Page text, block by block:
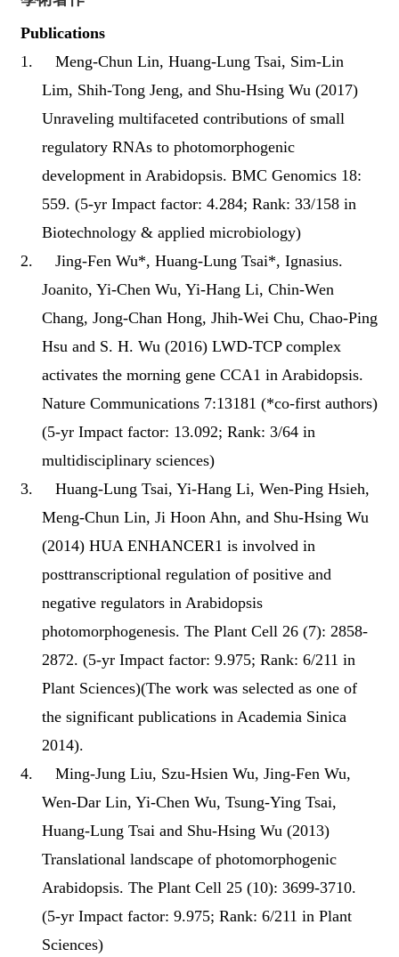
Publications
1.
Meng-Chun Lin, Huang-Lung Tsai, Sim-Lin
Lim, Shih-Tong Jeng, and Shu-Hsing Wu (2017)
Unraveling multifaceted contributions of small
regulatory RNAs to photomorphogenic
development in Arabidopsis. BMC Genomics 18:
559. (5-yr Impact factor: 4.284; Rank: 33/158 in
Biotechnology & applied microbiology)
2.
Jing-Fen Wu*, Huang-Lung Tsai*, Ignasius.
Joanito, Yi-Chen Wu, Yi-Hang Li, Chin-Wen
Chang, Jong-Chan Hong, Jhih-Wei Chu, Chao-Ping
Hsu and S. H. Wu (2016) LWD-TCP complex
activates the morning gene CCA1 in Arabidopsis.
Nature Communications 7:13181 (*co-first authors)
(5-yr Impact factor: 13.092; Rank: 3/64 in
multidisciplinary sciences)
3.
Huang-Lung Tsai, Yi-Hang Li, Wen-Ping Hsieh,
Meng-Chun Lin, Ji Hoon Ahn, and Shu-Hsing Wu
(2014) HUA ENHANCER1 is involved in
posttranscriptional regulation of positive and
negative regulators in Arabidopsis
photomorphogenesis. The Plant Cell 26 (7): 2858-
2872. (5-yr Impact factor: 9.975; Rank: 6/211 in
Plant Sciences)(The work was selected as one of
the significant publications in Academia Sinica
2014).
4.
Ming-Jung Liu, Szu-Hsien Wu, Jing-Fen Wu,
Wen-Dar Lin, Yi-Chen Wu, Tsung-Ying Tsai,
Huang-Lung Tsai and Shu-Hsing Wu (2013)
Translational landscape of photomorphogenic
Arabidopsis. The Plant Cell 25 (10): 3699-3710.
(5-yr Impact factor: 9.975; Rank: 6/211 in Plant
Sciences)